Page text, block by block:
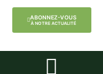
ABONNEZ-VOUS
À NOTRE ACTUALITÉ